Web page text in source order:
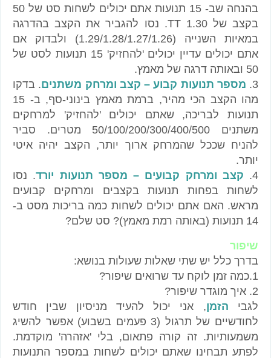
בהנחה שב- 15 תנועות אתם יכולים לשחות סט של 50
בקצב של 1.30 TT. נסו להגביר את הקצב בהדרגה
במאיות השנייה (1.29/1.28/1.27/1.26) ולבדוק אם
אתם יכולים עדיין יכולים 'להחזיק' 15 תנועות לסט של
50 ובאותה דרגה של מאמץ.
3. מספר תנועות קבוע – קצב ומרחק משתנים. בדקו
מהו הקצב הכי מהיר, ברמת מאמץ בינוני-סף, ב- 15
תנועות לבריכה, שאתם יכולים 'להחזיק' למרחקים
משתנים 50/100/200/300/400/500 מטרים. סביר
להניח שככל שהמרחק ארוך יותר, הקצב יהיה איטי
יותר.
4.
קצב ומרחק קבועים – מספר תנועות יורד. נסו
לשחות בפחות תנועות בקצבים ומרחקים קבועים
מראש. האם אתם יכולים לשחות כמה בריכות מסט ב-
14 תנועות (באותה רמת מאמץ)? סט שלם?
שיפור
בדרך כלל יש שתי שאלות שעולות בנושא:
1.כמה זמן לוקח עד שרואים שיפור?
2. איך מוגדר שיפור?
לגבי הזמן, אני יכול להעיד מניסיון שבין חודש
לחודשיים של תרגול (3 פעמים בשבוע) אפשר להשיג
משמעותיות. זה קורה פתאום, בלי 'אזהרה' מוקדמת.
לפתע תבחינו שאתם יכולים לשחות במספר התנועות